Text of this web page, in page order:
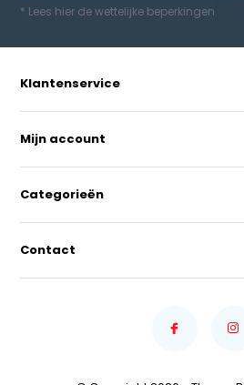
* Lees hier de wettelijke beperkingen
Klantenservice
Mijn account
Categorieën
Contact